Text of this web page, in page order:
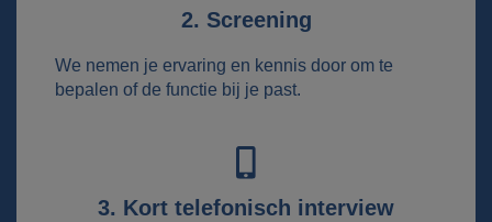
2. Screening
We nemen je ervaring en kennis door om te
bepalen of de functie bij je past.
3. Kort telefonisch interview